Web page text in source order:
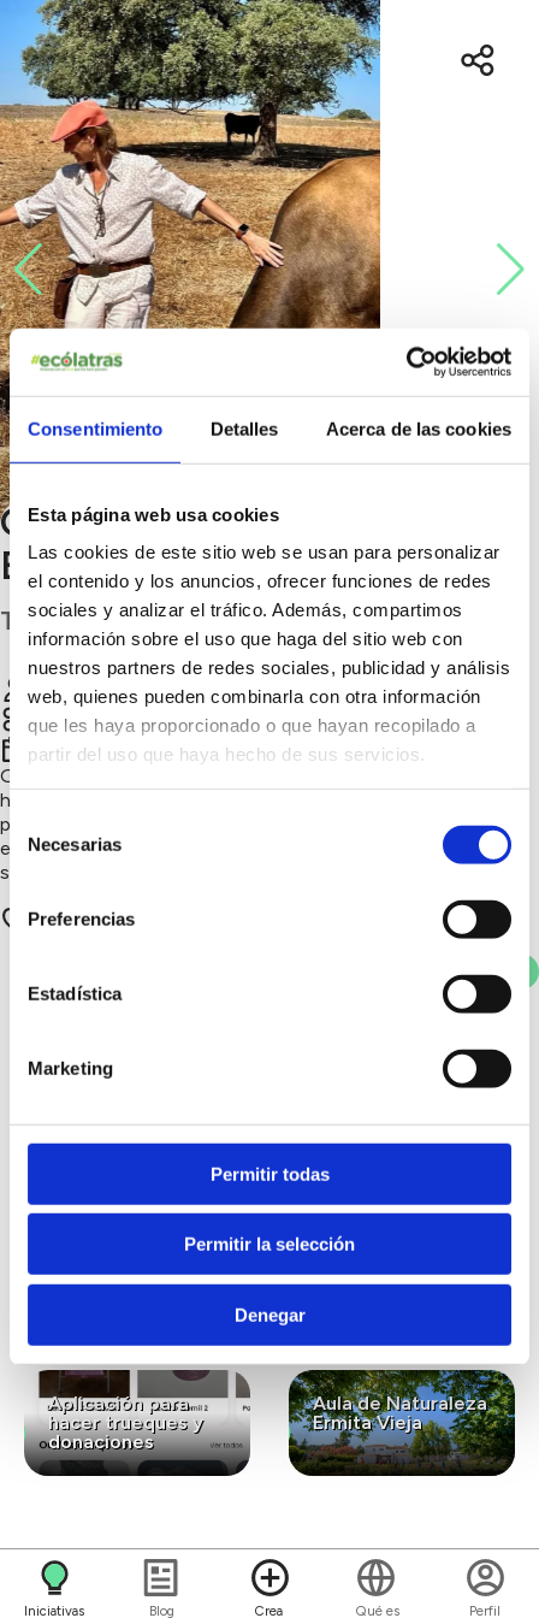
Consentimiento Detalles Acerca de las cookies
Esta página web usa cookies
Las cookies de este sitio web se usan para personalizar
el contenido y los anuncios, ofrecer funciones de redes
sociales y analizar el tráfico. Además, compartimos
información sobre el uso que haga del sitio web con
nuestros partners de redes sociales, publicidad y análisis
web, quienes pueden combinarla con otra información
que les haya proporcionado o que hayan recopilado a
partir del uso que haya hecho de sus servicios.
Selección
de Necesarias
Preferencias
Estadística
Marketing
Permitir todas
Permitir la selección
Denegar
Iniciativas Blog Crea Qué es Perfil
Granja Regenerativa Dehesa
El Milagro
Toledo
Dehesa El Milagro Chatear
4º trimestre 2025
1 apoyos
Votar
Granja ecológica que combina ganadería, agricultura y manejo
holístico para regenerar el suelo. Vacas, ovejas y gallinas
pastan en rotación, fertilizando la tierra y creando un
ecosistema equilibrado que produce alimentos sostenibles y
saludables.
También te puede
interesar...
Lavanda ecológica
para el bienestar y
la conexión con la
Gastronomía
ecológica de
kilómetro cero
Aplicación para
hacer trueques y
donaciones
Aula de Naturaleza
Ermita Vieja